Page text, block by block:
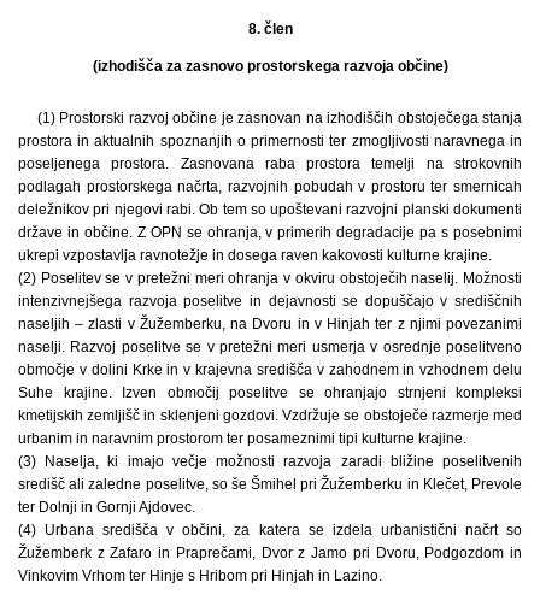
8. člen
(izhodišča za zasnovo prostorskega razvoja občine)
(1) Prostorski razvoj občine je zasnovan na izhodiščih obstoječega stanja
prostora in aktualnih spoznanjih o primernosti ter zmogljivosti naravnega in
poseljenega prostora. Zasnovana raba prostora temelji na strokovnih
podlagah prostorskega načrta, razvojnih pobudah v prostoru ter smernicah
deležnikov pri njegovi rabi. Ob tem so upoštevani razvojni planski dokumenti
države in občine. Z OPN se ohranja, v primerih degradacije pa s posebnimi
ukrepi vzpostavlja ravnotežje in dosega raven kakovosti kulturne krajine.
(2) Poselitev se v pretežni meri ohranja v okviru obstoječih naselij. Možnosti
intenzivnejšega razvoja poselitve in dejavnosti se dopuščajo v središčnih
naseljih – zlasti v Žužemberku, na Dvoru in v Hinjah ter z njimi povezanimi
naselji. Razvoj poselitve se v pretežni meri usmerja v osrednje poselitveno
območje v dolini Krke in v krajevna središča v zahodnem in vzhodnem delu
Suhe krajine. Izven območij poselitve se ohranjajo strnjeni kompleksi
kmetijskih zemljišč in sklenjeni gozdovi. Vzdržuje se obstoječe razmerje med
urbanim in naravnim prostorom ter posameznimi tipi kulturne krajine.
(3) Naselja, ki imajo večje možnosti razvoja zaradi bližine poselitvenih
središč ali zaledne poselitve, so še Šmihel pri Žužemberku in Klečet, Prevole
ter Dolnji in Gornji Ajdovec.
(4) Urbana središča v občini, za katera se izdela urbanistični načrt so
Žužemberk z Zafaro in Praprečami, Dvor z Jamo pri Dvoru, Podgozdom in
Vinkovim Vrhom ter Hinje s Hribom pri Hinjah in Lazino.